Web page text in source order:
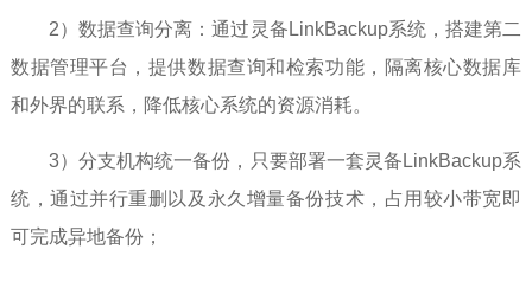
2）数据查询分离：通过灵备LinkBackup系统，搭建第二
数据管理平台，提供数据查询和检索功能，隔离核心数据库
和外界的联系，降低核心系统的资源消耗。
3）分支机构统一备份，只要部署一套灵备LinkBackup系
统，通过并行重删以及永久增量备份技术，占用较小带宽即
可完成异地备份；